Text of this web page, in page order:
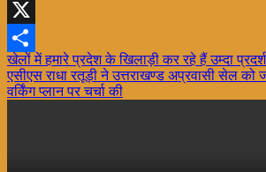
WhatsApp
X
Share
Post
navigation
खेलों में हमारे प्रदेश के खिलाड़ी कर रहे हैं उम्दा
एसीएस राधा रतूड़ी ने उत्तराखण्ड अप्रवासी सेल
वर्किंग प्लान पर चर्चा की